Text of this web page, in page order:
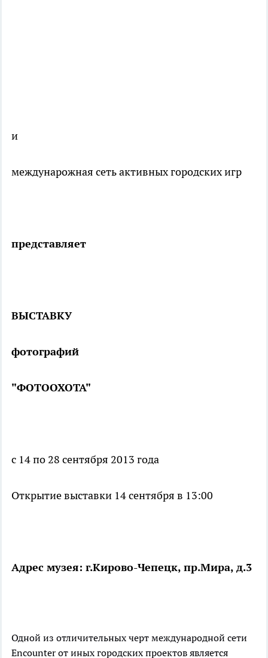
и
междунарожная сеть активных городских игр
представляет
ВЫСТАВКУ
фотографий
"ФОТООХОТА"
с 14 по 28 сентября 2013 года
Открытие выставки 14 сентября в 13:00
Адрес музея: г.Кирово-Чепецк, пр.Мира, д.3
Одной из отличительных черт международной сети
Encounter от иных городских проектов является